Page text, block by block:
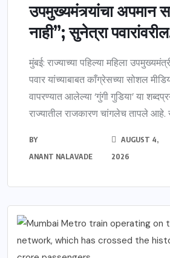
उपमुख्यमंत्र्यांचा अपमान
नाही”; सुनेत्रा
मुंबई: राज्याच्या पहिल्या महिला
पवार यांच्याबाबत काँग्रेसच्या सोशल
वापरण्यात आलेल्या ‘गुंगी गुडिया’ या
राज्यातील राजकारण चांगलेच तापले आहे.
BY
ANANT NALAVADE
AUGUST 4,
2026